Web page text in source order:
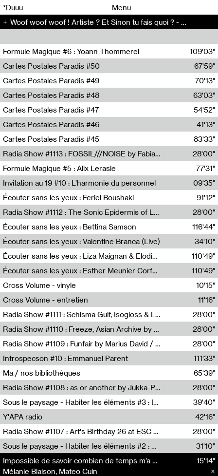
*Duuu
Menu
​Woof woof woof ! Artiste ? Et Sinon tu fais quoi ? - Conversation (86)
Formule Magique #6 : Yoann Thommerel
Nathalie Lacroix,Yoann Thommerel
109'03"
Cartes Postales Paradis #50
Zoé Leroux
67'59"
Cartes Postales Paradis #49
Aurore Portales
70'13"
Cartes Postales Paradis #48
Mathias Dupaquier
63'03"
Cartes Postales Paradis #47
Raymond Engramer
54'52"
Cartes Postales Paradis #46
Sarah Banville
41'13"
Cartes Postales Paradis #45
Mateo Cuin
83'33"
Radia Show #1113 : FOSSIL///NOISE by Fabiana Gibim / Wave Farm
Wave Farm
28'00"
Formule Magique #5 : Alix Lerasle
Nathalie Lacroix
77'31"
Invitation au 19 #10 : L’harmonie du personnel
19, CRAC
09'35"
Écouter sans les yeux : Feriel Boushaki
Feriel Boushaki
91'12"
Radia Show #1112 : The Sonic Epidermis of Lake Léman by Paul Courlet / Guest Slot
28'00"
Écouter sans les yeux : Bettina Samson
Bettina Samson
116'44"
Écouter sans les yeux : Valentine Branca (Live)
Valentine Branca
34'10"
Écouter sans les yeux : Liza Maignan & Elodie Lecat
Liza Maignan,Elodie Lecat
110'49"
Écouter sans les yeux : Esther Meunier Corfdyr
Esther Meunier Corfdyr
110'49"
Cross Volume - vinyle
10'15"
Cross Volume - entretien
11'16"
Radia Show #1111 : Schisma Gulf, Isogloss & Lament For The Old Clock By Harvey Young / Resonance
Resonance
28'00"
Radia Show #1110 : Freeze, Asian Archive by Avita Maheen / Radio Worm
Radio WORM
28'00"
Radia Show #1109 : Funfair by Marius David / JET FM
Jet FM
28'00"
Introspecson #10 : Emmanuel Parent
Pierre Henry,Emmanuel Parent
111'33"
Ma / nos bibliothèques
Sarah Tritz,Elene Lapiashivili,Justin Marconnet,Mateo Cuche,Esther Lechevalier,Suzie Lecroart,Romance Castelet
65'39"
Radia Show #1108 : as or another by Jukka-Pekka Kervinen / Rádio Zero
Radio Zero
28'00"
Sous le paysage - Habiter les éléments #3 : Interprétations, rituels et symboliques des éléments
Nastassja Martin
39'40"
Y'APA radio
Pierrick Mouton
42'16"
Radia Show #1107 : Art's Birthday 26 at ESC - Medien Kunst Labor
Radio Helsinki
28'00"
Sous le paysage - Habiter les éléments #2 : Vers le tournant élémentaire
Nastassja Martin
31'10"
Impossible de savoir combien de temps m'a échappé
Mélanie Blaison,Mateo Cuin
15'14"
Impossible de savoir combien de temps m’a échappé
Mélanie Blaison, Mateo Cuin
15'14"
00 00
00 00